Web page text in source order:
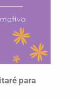
para